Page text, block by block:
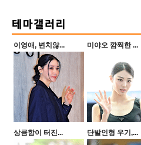
이영애, 변치않... 미야오 깜찍한 ...
상큼함이 터진... 단발인형 우기,...